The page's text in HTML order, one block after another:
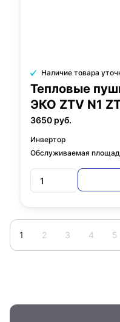
Наличие товара
Тепловые
ЭКО ZTV N1
3650 руб.
Инвертор
Обслуживаемая
1 2 3 4 5